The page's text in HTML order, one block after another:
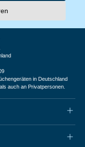
in Deutschland
auch an Privatpersonen.